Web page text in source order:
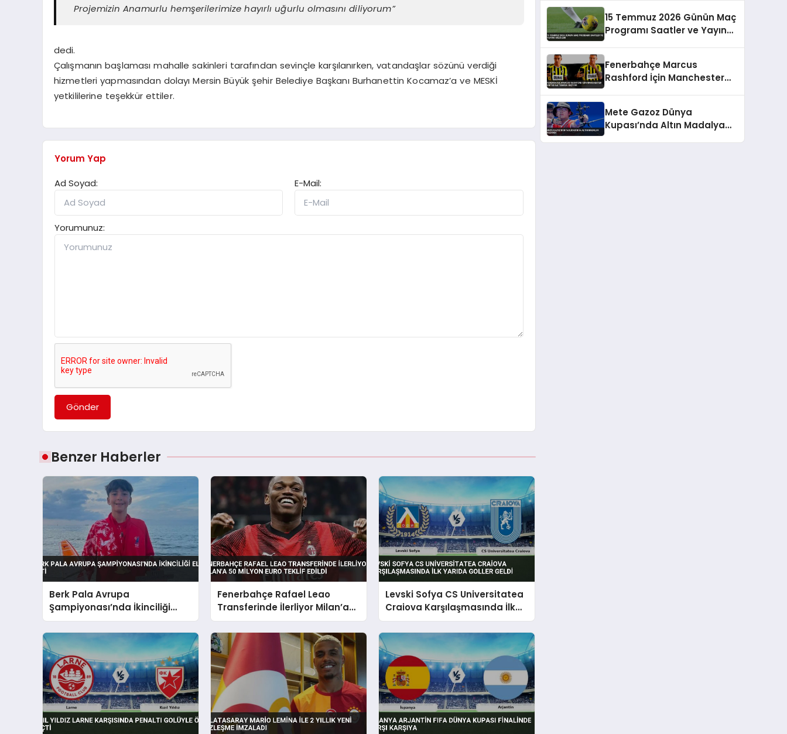
Projemizin Anamurlu hemşerilerimize hayırlı uğurlu olmasını diliyorum”
dedi.
Çalışmanın başlaması mahalle sakinleri tarafından sevinçle karşılanırken, vatandaşlar sözünü verdiği
hizmetleri yapmasından dolayı Mersin Büyük şehir Belediye Başkanı Burhanettin Kocamaz’a ve MESKİ
yetkililerine teşekkür ettiler.
Yorum Yap
Ad Soyad:
E-Mail:
Yorumunuz:
Gönder
Benzer Haberler
Berk Pala Avrupa
Şampiyonası’nda İkinciliği
Elde Etti
Fenerbahçe Rafael Leao
Transferinde İlerliyor Milan’a
50 Milyon Euro Teklif Edildi
Levski Sofya CS Universitatea
Craiova Karşılaşmasında İlk
Yarıda Goller Geldi
15 Temmuz 2026 Günün Maç
Programı Saatler ve Yayıncı
Fenerbahçe Marcus
Rashford İçin Manchester
Mete Gazoz Dünya
Kupası’nda Altın Madalya